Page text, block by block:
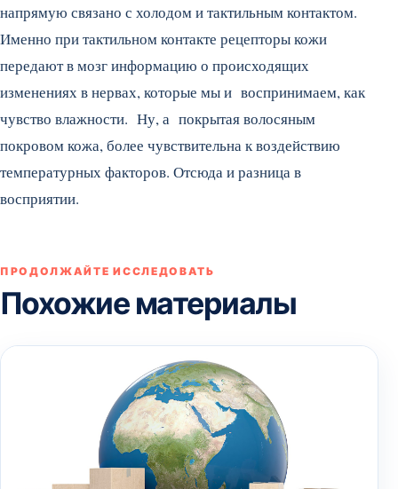
напрямую связано с холодом и тактильным контактом.
Именно при тактильном контакте рецепторы кожи
передают в мозг информацию о происходящих
изменениях в нервах, которые мы и воспринимаем, как
чувство влажности. Ну, а покрытая волосяным
покровом кожа, более чувствительна к воздействию
температурных факторов. Отсюда и разница в
восприятии.
ПРОДОЛЖАЙТЕ ИССЛЕДОВАТЬ
Похожие материалы